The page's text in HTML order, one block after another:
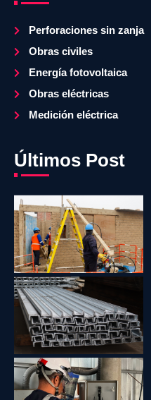
Perforaciones sin zanja
Obras civiles
Energía fotovoltaica
Obras eléctricas
Medición eléctrica
Últimos Post